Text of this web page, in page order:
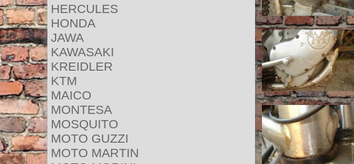
HERCULES
HONDA
JAWA
KAWASAKI
KREIDLER
KTM
MAICO
MONTESA
MOSQUITO
MOTO GUZZI
MOTO MARTIN